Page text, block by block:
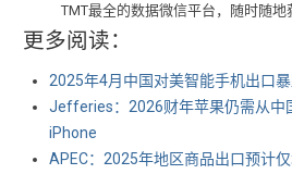
TMT最全的数据微信平台，随时随
更多阅读：
2025年4月中国对美智能手机出口
Jefferies：2026财年苹果仍需从中
iPhone
APEC：2025年地区商品出口预计